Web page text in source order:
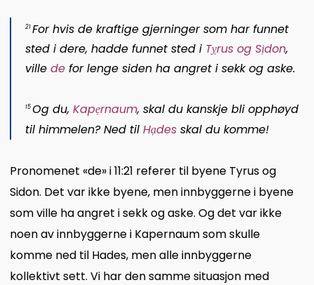
21For hvis de kraftige gjerninger som har funnet
sted i dere, hadde funnet sted i Tỵrus og Sịdon,
ville defor lenge siden ha angret i sekk og aske.
15Og du, Kapẹrnaum, skal du kanskje bli opphøyd
til himmelen? Ned til Hạdesskal du komme!
Pronomenet «de» i 11:21 referer til byene Tyrus og
Sidon. Det var ikke byene, men innbyggerne i byene
som ville ha angret i sekk og aske. Og det var ikke
noen av innbyggerne i Kapernaum som skulle
komme ned til Hades, men alle innbyggerne
kollektivt sett. Vi har den samme situasjon med